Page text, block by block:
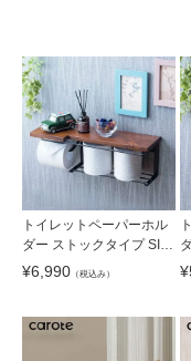
トイレットペーパーホル
ダー ストックタイプ SIN-
30
¥6,990 （税込み）
0
¥